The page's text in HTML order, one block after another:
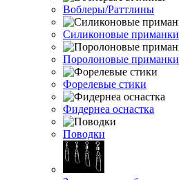
Воблеры/Раттлины
Силиконовые приманки
Поролоновые приманки
Форелевые стики
Фидернеа оснастка
Поводки